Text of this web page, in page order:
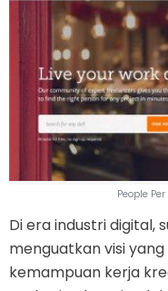
People
Di era industri digital,
menguatkan visi
kemampuan kerja